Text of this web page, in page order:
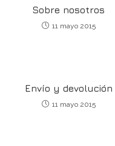
Sobre nosotros
11 mayo 2015
Envío y devolución
11 mayo 2015